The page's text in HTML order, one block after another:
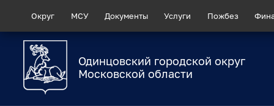
Округ МСУ Документы Услуги Пожбез
Одинцовский городской округ
Московской области